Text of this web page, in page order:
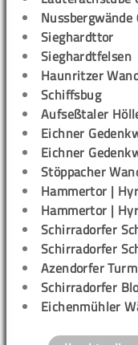
Sieghardttor
Sieghardtfelsen
Haunritzer
Schiffsbug
Aufseßtaler
Eichner
Eichner
Stöppacher
Hammertor |
Hammertor |
Schirradorfer
Schirradorfer
Azendorfer Turm
Schirradorfer
Eichenmühler